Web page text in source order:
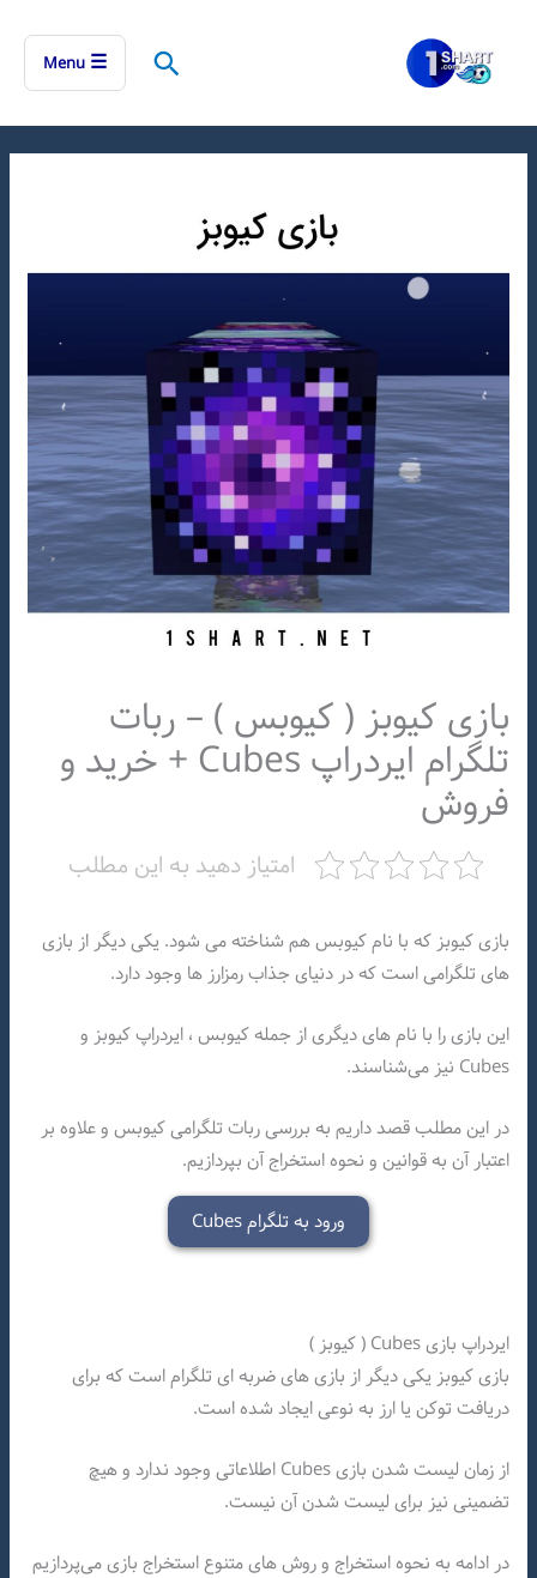
جستجو☰
Menu
بازی کیوبز ( کیوبس ) – ربات
تلگرام ایردراپ Cubes + خرید و
فروش
امتیاز دهید به این مطلب
بازی کیوبز که با نام کیوبس هم شناخته می شود. یکی دیگر از بازی
های تلگرامی است که در دنیای جذاب رمزارز ها وجود دارد.
این بازی را با نام های دیگری از جمله کیوبس ، ایردراپ کیوبز و
Cubes نیز می‌شناسند.
در این مطلب قصد داریم به بررسی ربات تلگرامی کیوبس و علاوه بر
اعتبار آن به قوانین و نحوه استخراج آن بپردازیم.
ورود به تلگرام Cubes
ایردراپ بازی Cubes ( کیوبز )
بازی کیوبز یکی دیگر از بازی های ضربه ای تلگرام است که برای
دریافت توکن یا ارز به نوعی ایجاد شده است.
از زمان لیست شدن بازی Cubes اطلاعاتی وجود ندارد و هیچ
تضمینی نیز برای لیست شدن آن نیست.
در ادامه به نحوه استخراج و روش های متنوع استخراج بازی می‌پردازیم